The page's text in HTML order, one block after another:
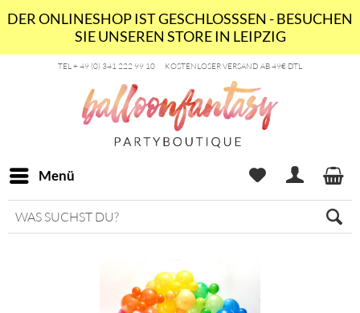
DER ONLINESHOP IST GESCHLOSSSEN - BESUCHEN
SIE UNSEREN STORE IN LEIPZIG
TEL + 49 (0) 341 222 99 10 KOSTENLOSER VERSAND AB 49€ DTL
Menü